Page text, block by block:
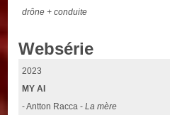
drône + conduite
Websérie
2023
MY AI
- Antton Racca -La mère